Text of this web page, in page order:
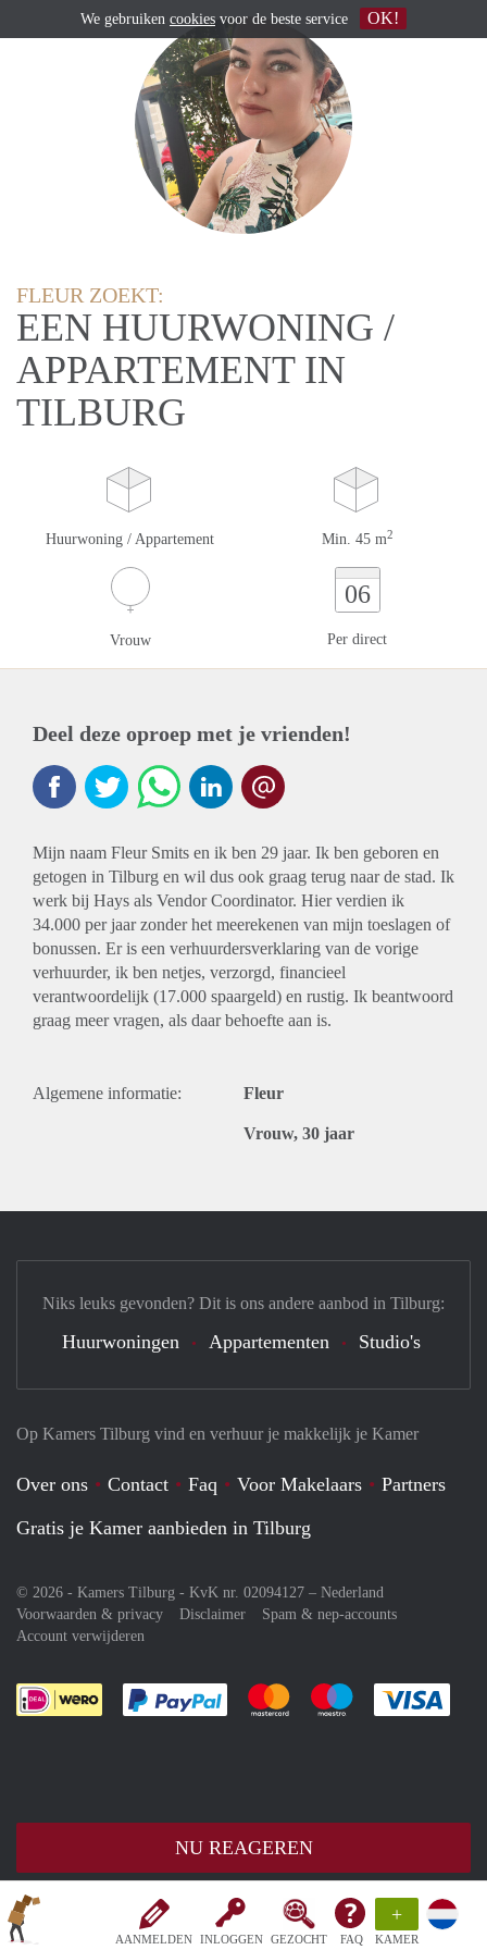
AANMELDEN INLOGGEN GEZOCHT FAQ
+
KAMER
FLEUR ZOEKT:
EEN HUURWONING /
APPARTEMENT IN
TILBURG
Huurwoning / Appartement Min. 45 m2
Vrouw
06
Per direct
Deel deze oproep met je vrienden!
Mijn naam Fleur Smits en ik ben 29 jaar. Ik ben geboren en
getogen in Tilburg en wil dus ook graag terug naar de stad. Ik
werk bij Hays als Vendor Coordinator. Hier verdien ik
34.000 per jaar zonder het meerekenen van mijn toeslagen of
bonussen. Er is een verhuurdersverklaring van de vorige
verhuurder, ik ben netjes, verzorgd, financieel
verantwoordelijk (17.000 spaargeld) en rustig. Ik beantwoord
graag meer vragen, als daar behoefte aan is.
Algemene informatie: Fleur
Vrouw, 30 jaar
NU REAGEREN
Op Kamers Tilburg vind en verhuur je makkelijk je Kamer
Over ons Contact Faq Voor Makelaars
Partners
Gratis je Kamer aanbieden in Tilburg
© 2026 - Kamers Tilburg - KvK nr. 02094127 – Nederland
Voorwaarden & privacy
Disclaimer
Spam & nep-accounts
Account verwijderen
Je rekent gemakkelijk af met Paypal
Je rekent gemakkelijk af met
Je rekent
Niks leuks gevonden? Dit is ons andere aanbod in Tilburg:
Huurwoningen Appartementen Studio's
We gebruiken cookies voor de beste service OK!